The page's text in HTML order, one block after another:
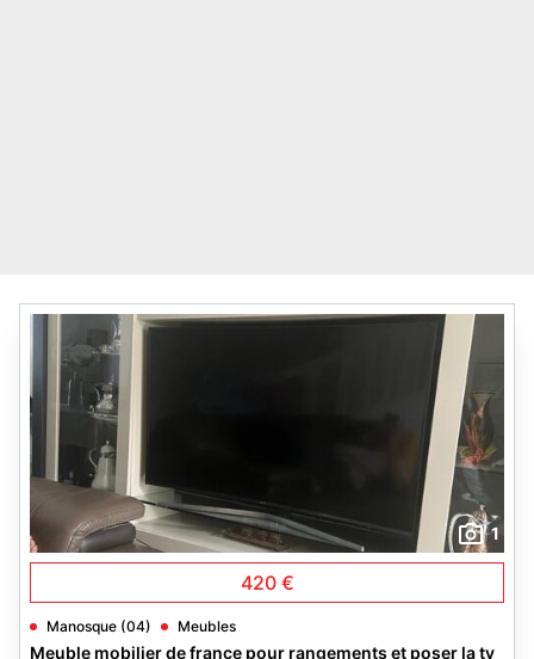
1
420 €
Manosque (04) Meubles
Meuble mobilier de france pour rangements et poser la tv